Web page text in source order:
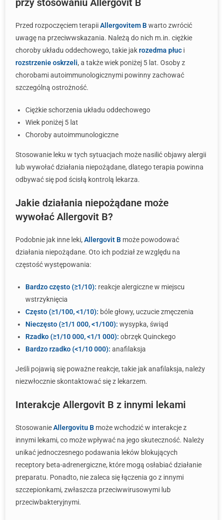
przy stosowaniu Allergovit B
Przed rozpoczęciem terapiiAllergovitem Bwarto zwrócić
uwagę na przeciwwskazania. Należą do nich m.in. ciężkie
choroby układu oddechowego, takie jakrozedma płuc i
rozstrzenie oskrzeli, a także wiek poniżej 5 lat. Osoby z
chorobami autoimmunologicznymi powinny zachować
szczególną ostrożność.
Ciężkie schorzenia układu oddechowego
Wiek poniżej 5 lat
Choroby autoimmunologiczne
Stosowanie leku w tych sytuacjach może nasilić objawy alergii
lub wywołać działania niepożądane, dlatego terapia powinna
odbywać się pod ścisłą kontrolą lekarza.
Jakie działania niepożądane może
wywołać Allergovit B?
Podobnie jak inne leki, Allergovit B może powodować
działania niepożądane. Oto ich podział ze względu na
częstość występowania:
Bardzo często (≥1/10): reakcje alergiczne w miejscu
wstrzyknięcia
Często (≥1/100, <1/10): bóle głowy, uczucie zmęczenia
Nieczęsto (≥1/1 000, <1/100): wysypka, świąd
Rzadko (≥1/10 000, <1/1 000): obrzęk Quinckego
Bardzo rzadko (<1/10 000): anafilaksja
Jeśli pojawią się poważne reakcje, takie jak anafilaksja, należy
niezwłocznie skontaktować się z lekarzem.
Interakcje Allergovit B z innymi lekami
StosowanieAllergovitu B może wchodzić w interakcje z
innymi lekami, co może wpływać na jego skuteczność. Należy
unikać jednoczesnego podawania leków blokujących
receptory beta-adrenergiczne, które mogą osłabiać działanie
preparatu. Ponadto, nie zaleca się łączenia go z innymi
szczepionkami, zwłaszcza przeciwwirusowymi lub
przeciwbakteryjnymi.